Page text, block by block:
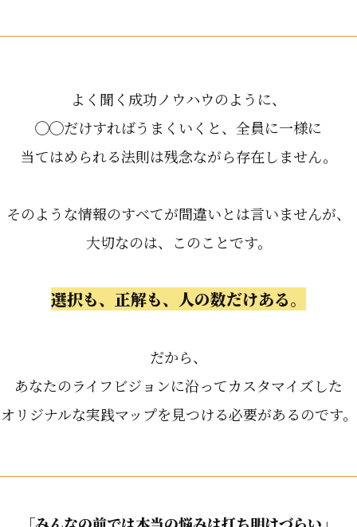
よく聞く成功ノウハウのように、
◯◯だけすればうまくいくと、全員に一様に
当てはめられる法則は残念ながら存在しません。
そのような情報のすべてが間違いとは言いませんが、
大切なのは、このことです。
選択も、正解も、人の数だけある。
だから、
あなたのライフビジョンに沿ってカスタマイズした
オリジナルな実践マップを見つける必要があるのです。